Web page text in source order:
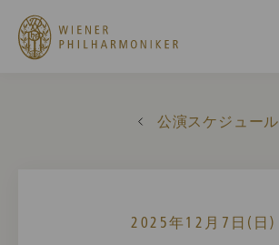
公演スケジュール
2025年12月7日(日)